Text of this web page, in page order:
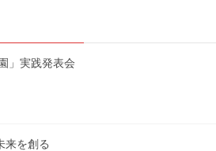
」実践発表会
来を創る